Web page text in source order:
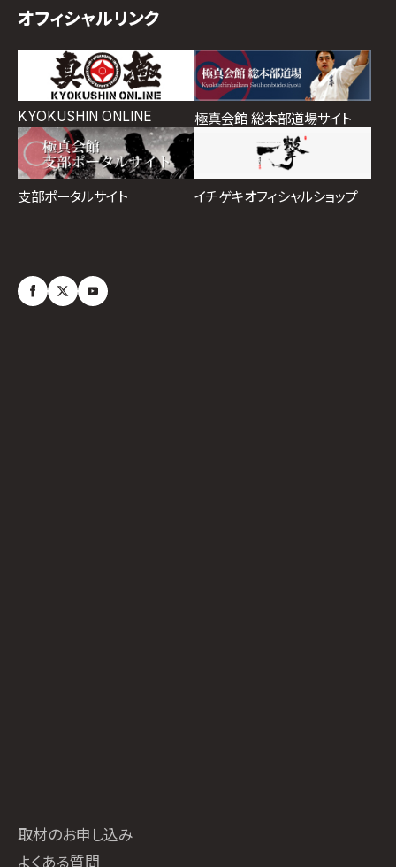
オフィシャルリンク
KYOKUSHIN ONLINE 極真会館 総本部道場サイト
支部ポータルサイト イチゲキオフィシャルショップ
取材のお申し込み
よくある質問